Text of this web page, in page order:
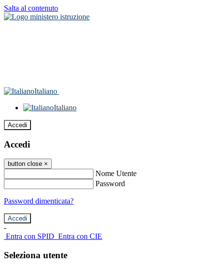
Salta al contenuto
Italiano
Italiano
Accedi
Accedi
button close ×
Nome Utente
Password
Password dimenticata?
-
Entra con SPID Entra con CIE
Seleziona utente